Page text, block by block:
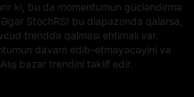
ki, bu da momentumun gücləndirmə
StochRSI bu diapazonda qalarsa,
trenddə qalması ehtimalı var.
davam edib-etməyəcəyini və
bazar trendini təklif edir.